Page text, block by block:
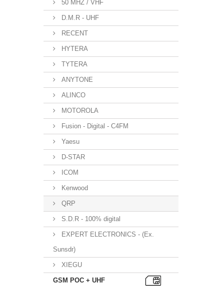
50 MHZ / VHF
D.M.R - UHF
RECENT
HYTERA
TYTERA
ANYTONE
ALINCO
MOTOROLA
Fusion - Digital - C4FM
Yaesu
D-STAR
ICOM
Kenwood
QRP
S.D.R - 100% digital
EXPERT ELECTRONICS - (Ex.
Sunsdr)
XIEGU
GSM POC + UHF